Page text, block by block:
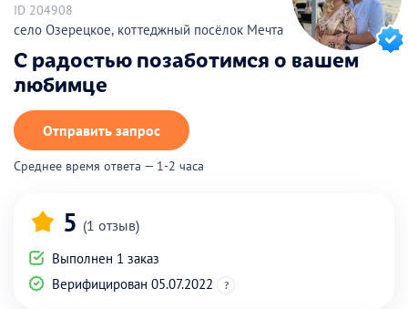
ID 204908
село Озерецкое, коттеджный посёлок Мечта
С радостью позаботимся о вашем
любимце
Отправить запрос
Среднее время ответа — 1-2 часа
5 (1 отзыв)
Выполнен 1 заказ
Верифицирован 05.07.2022
?